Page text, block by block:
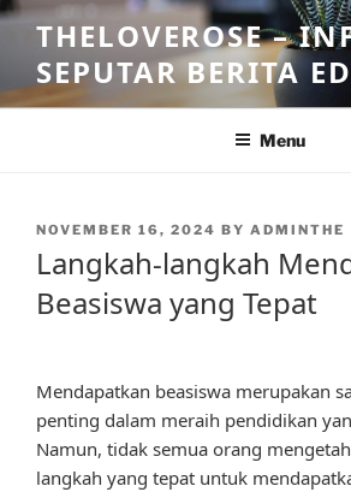
Skip
content
THELOVEROSE –
SEPUTAR BERITA
Menu
POSTED
NOVEMBER 16, 2024 BY ADMINTHE
Langkah-langkah
Beasiswa yang Tepat
Mendapatkan beasiswa merupakan
penting dalam meraih pendidikan
Namun, tidak semua orang
langkah yang tepat untuk